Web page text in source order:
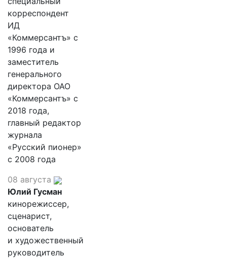
корреспондент
ИД
«Коммерсантъ» с
1996 года и
заместитель
генерального
директора ОАО
«Коммерсантъ» с
2018 года,
главный редактор
журнала
«Русский пионер»
с 2008 года
08 августа
Юлий Гусман
кинорежиссер,
сценарист,
основатель
и художественный
руководитель